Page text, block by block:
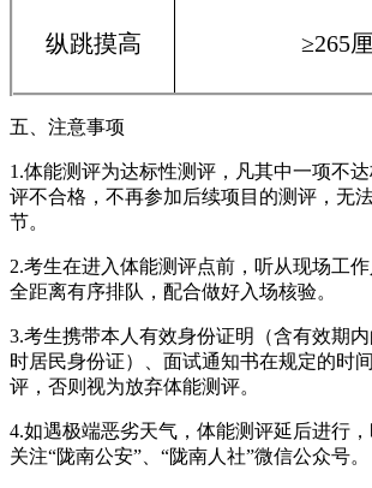
纵跳摸高 ≥265
五、注意事项
1.体能测评为达标性测评，凡其中一项不
评不合格，不再参加后续项目的测评，无
节。
2.考生在进入体能测评点前，听从现场工
全距离有序排队，配合做好入场核验。
3.考生携带本人有效身份证明（含有效期
时居民身份证）、面试通知书在规定的时
评，否则视为放弃体能测评。
4.如遇极端恶劣天气，体能测评延后进行
关注“陇南公安”、“陇南人社”微信公众号。